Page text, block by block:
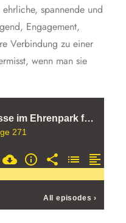
spannende und
Engagement,
Verbindung zu einer
wenn man sie